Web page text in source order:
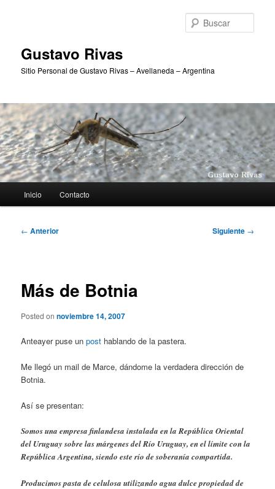
Gustavo Rivas
Sitio Personal de Gustavo Rivas – Avellaneda – Argentina
principal
Inicio Contacto
Navegación
← Anterior Siguiente →
Más de Botnia
Posted onnoviembre 14, 2007
Anteayer puse unpost hablando de la pastera.
Me llegó un mail de Marce, dándome la verdadera dirección de
Botnia.
Así se presentan:
Somos una empresa finlandesa instalada en la República Oriental
del Uruguay sobre las márgenes del Río Uruguay, en el límite con la
República Argentina, siendo este río de soberanía compartida.
Producimos pasta de celulosa utilizando agua dulce propiedad de